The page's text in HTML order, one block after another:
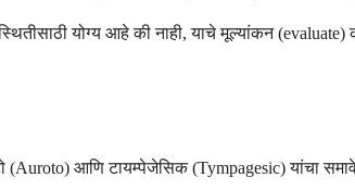
योग्य आहे की नाही, याचे मूल्यांकन (evaluate)
आणि टायम्पेजेसिक (Tympagesic) यांचा